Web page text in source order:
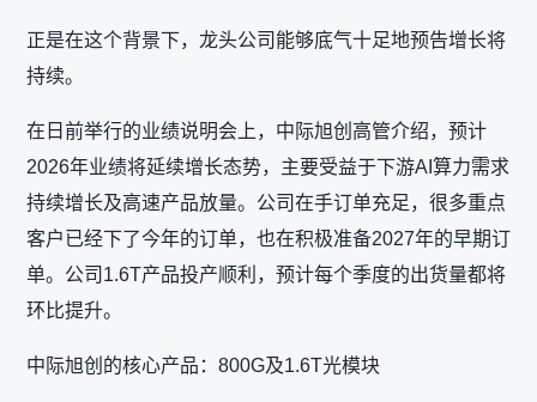
正是在这个背景下，龙头公司能够底气十足地预告增长将
持续。
在日前举行的业绩说明会上，中际旭创高管介绍，预计
2026年业绩将延续增长态势，主要受益于下游AI算力需求
持续增长及高速产品放量。公司在手订单充足，很多重点
客户已经下了今年的订单，也在积极准备2027年的早期订
单。公司1.6T产品投产顺利，预计每个季度的出货量都将
环比提升。
中际旭创的核心产品：800G及1.6T光模块